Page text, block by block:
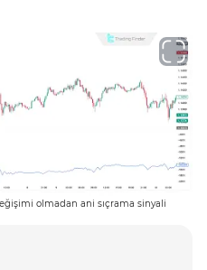
olmadan ani sıçrama sinyali